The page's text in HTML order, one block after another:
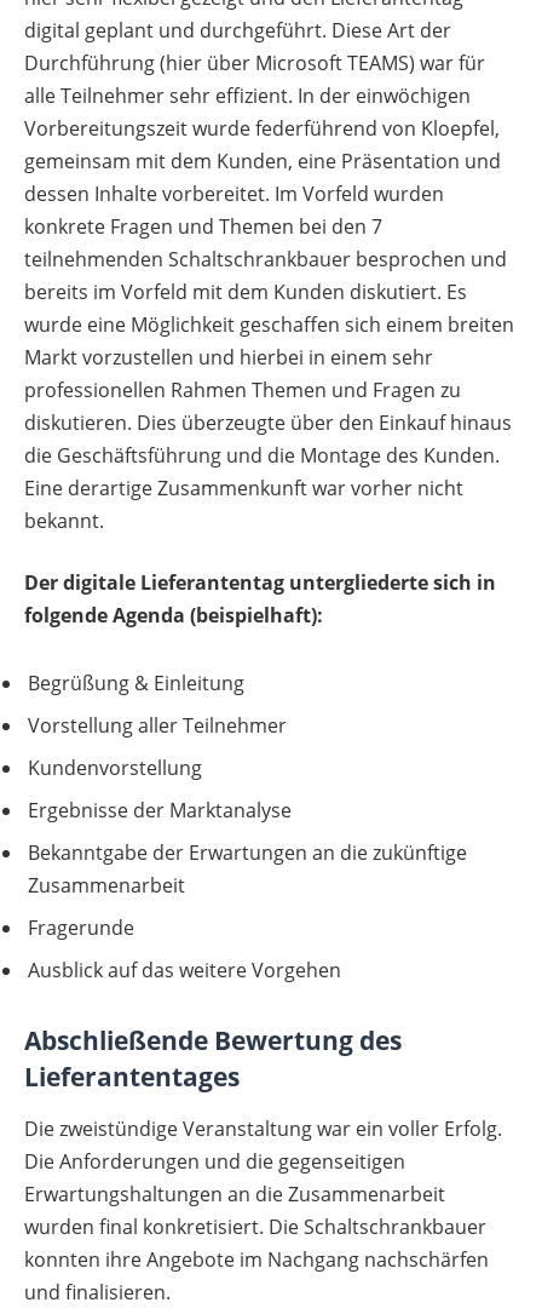
digital geplant und durchgeführt. Diese Art der
Durchführung (hier über Microsoft TEAMS) war für
alle Teilnehmer sehr effizient. In der einwöchigen
Vorbereitungszeit wurde federführend von Kloepfel,
gemeinsam mit dem Kunden, eine Präsentation und
dessen Inhalte vorbereitet. Im Vorfeld wurden
konkrete Fragen und Themen bei den 7
teilnehmenden Schaltschrankbauer besprochen und
bereits im Vorfeld mit dem Kunden diskutiert. Es
wurde eine Möglichkeit geschaffen sich einem breiten
Markt vorzustellen und hierbei in einem sehr
professionellen Rahmen Themen und Fragen zu
diskutieren. Dies überzeugte über den Einkauf hinaus
die Geschäftsführung und die Montage des Kunden.
Eine derartige Zusammenkunft war vorher nicht
bekannt.
Der digitale Lieferantentag untergliederte sich in
folgende Agenda (beispielhaft):
Begrüßung & Einleitung
Vorstellung aller Teilnehmer
Kundenvorstellung
Ergebnisse der Marktanalyse
Bekanntgabe der Erwartungen an die zukünftige
Zusammenarbeit
Fragerunde
Ausblick auf das weitere Vorgehen
Abschließende Bewertung des
Lieferantentages
Die zweistündige Veranstaltung war ein voller Erfolg.
Die Anforderungen und die gegenseitigen
Erwartungshaltungen an die Zusammenarbeit
wurden final konkretisiert. Die Schaltschrankbauer
konnten ihre Angebote im Nachgang nachschärfen
und finalisieren.